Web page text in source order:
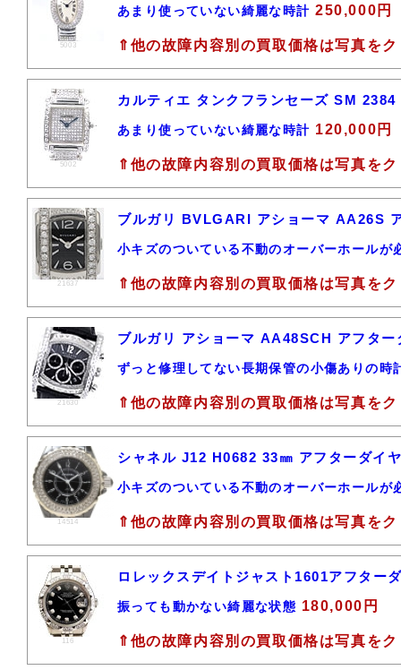
5003
あまり使っていない綺麗な時計 250,000円
⇑他の故障内容別の買取価格は写真を
5002
カルティエ タンクフランセーズ SM
あまり使っていない綺麗な時計 120,000円
⇑他の故障内容別の買取価格は写真を
21637
ブルガリ BVLGARI アショーマ AA26S
小キズのついている不動のオーバーホールが
⇑他の故障内容別の買取価格は写真を
21630
ブルガリ アショーマ AA48SCH アフタ
ずっと修理してない長期保管の小傷ありの時
⇑他の故障内容別の買取価格は写真を
14514
シャネル J12 H0682 33㎜ アフターダイ
小キズのついている不動のオーバーホールが
⇑他の故障内容別の買取価格は写真を
116
ロレックスデイトジャスト1601アフター
振っても動かない綺麗な状態 180,000円
⇑他の故障内容別の買取価格は写真を